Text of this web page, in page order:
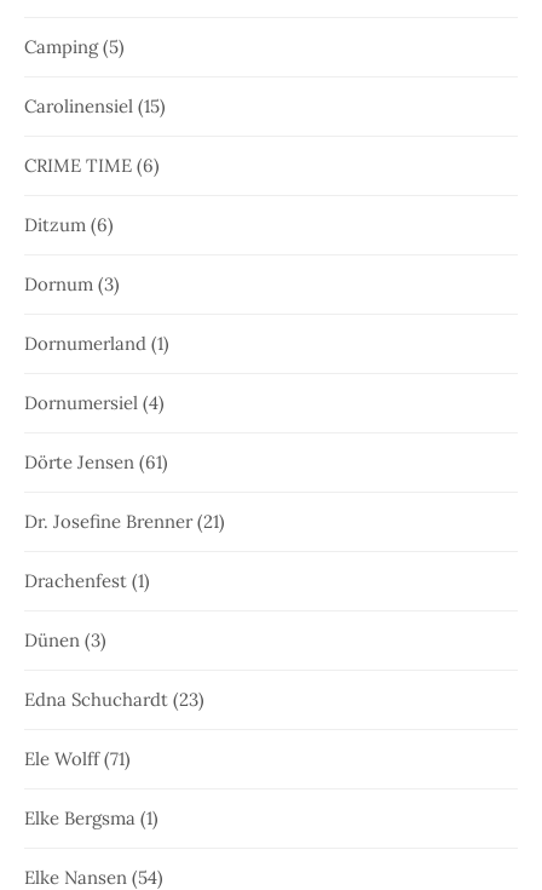
Camping(5)
Carolinensiel (15)
CRIME TIME (6)
Ditzum (6)
Dornum (3)
Dornumerland (1)
Dornumersiel (4)
Dörte Jensen (61)
Dr. Josefine Brenner(21)
Drachenfest (1)
Dünen (3)
Edna Schuchardt (23)
Ele Wolff(71)
Elke Bergsma (1)
Elke Nansen (54)